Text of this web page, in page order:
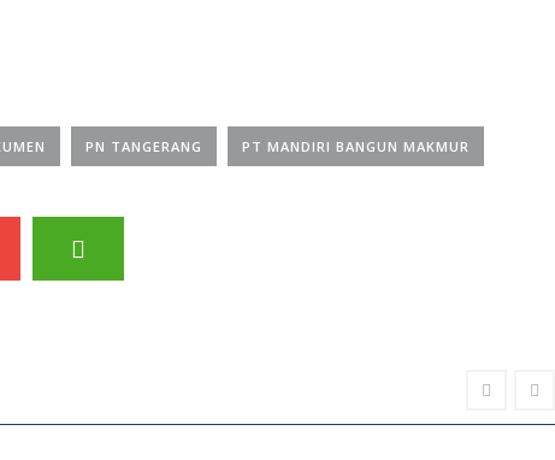
PN TANGERANG PT MANDIRI BANGUN MAKMUR